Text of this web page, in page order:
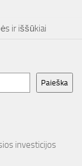
ir iššūkiai
Paieška
investicijos